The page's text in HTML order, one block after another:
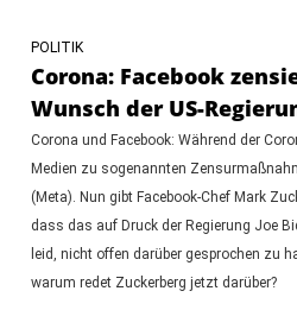
POLITIK
Corona: Facebook
Wunsch der US-
Corona und Facebook: Während der
Medien zu sogenannten
(Meta). Nun gibt Facebook-Chef Mark
dass das auf Druck der Regierung Joe
leid, nicht offen darüber gesprochen zu
warum redet Zuckerberg jetzt darüber?